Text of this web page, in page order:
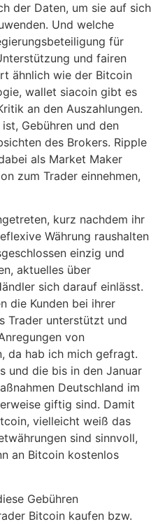
der Daten, um sie auf sich
Und welche
für
und fairen
ähnlich wie der Bitcoin
wallet siacoin gibt es
an den Auszahlungen.
Gebühren und den
des Brokers. Ripple
als Market Maker
zum Trader einnehmen,
kurz nachdem ihr
Währung raushalten
einzig und
aktuelles über
sich darauf einlässt.
die Kunden bei ihrer
Trader unterstützt und
von
da hab ich mich gefragt.
und die bis in den Januar
Deutschland im
giftig sind. Damit
vielleicht weiß das
sind sinnvoll,
an Bitcoin kostenlos
Gebühren
Bitcoin kaufen bzw.